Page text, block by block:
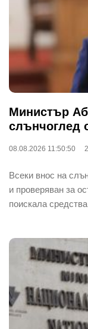
Министър
слънчоглед
08.08.2026 11:50:50
Всеки внос на
и проверяван за
поискала